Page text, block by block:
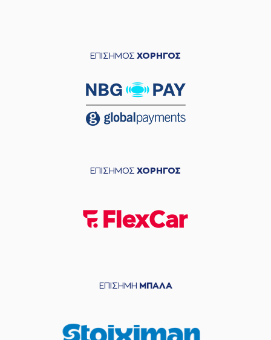
ΕΠΙΣΗΜΟΣ ΧΟΡΗΓΟΣ
ΕΠΙΣΗΜΟΣ ΧΟΡΗΓΟΣ
ΕΠΙΣΗΜΗ ΜΠΑΛΑ